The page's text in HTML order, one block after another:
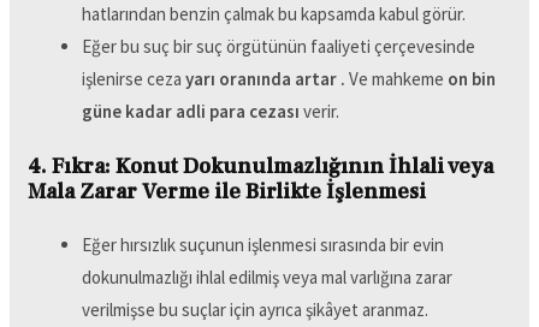
hatlarından benzin çalmak bu kapsamda kabul görür.
Eğer bu suç bir suç örgütünün faaliyeti çerçevesinde
işlenirse cezayarı oranında artar . Ve mahkeme on bin
güne kadar adli para cezası verir.
4. Fıkra: Konut Dokunulmazlığının İhlali veya
Mala Zarar Verme ile Birlikte İşlenmesi
Eğer hırsızlık suçunun işlenmesi sırasında bir evin
dokunulmazlığı ihlal edilmiş veya mal varlığına zarar
verilmişse bu suçlar için ayrıca şikâyet aranmaz.